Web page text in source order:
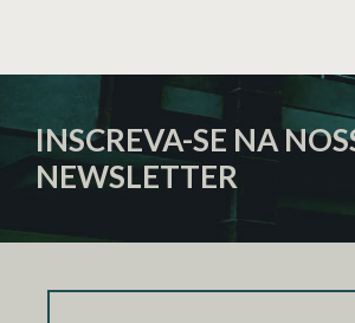
INSCREVA-SE NA
NEWSLETTER